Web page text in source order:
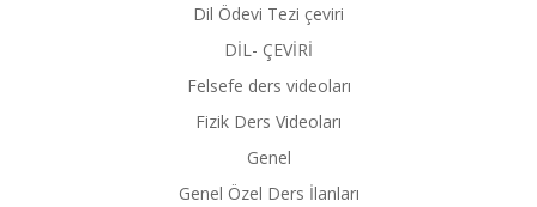
Dil Ödevi Tezi çeviri
DİL- ÇEVİRİ
Felsefe ders videoları
Fizik Ders Videoları
Genel
Genel Özel Ders İlanları